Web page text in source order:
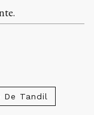
De Tandil